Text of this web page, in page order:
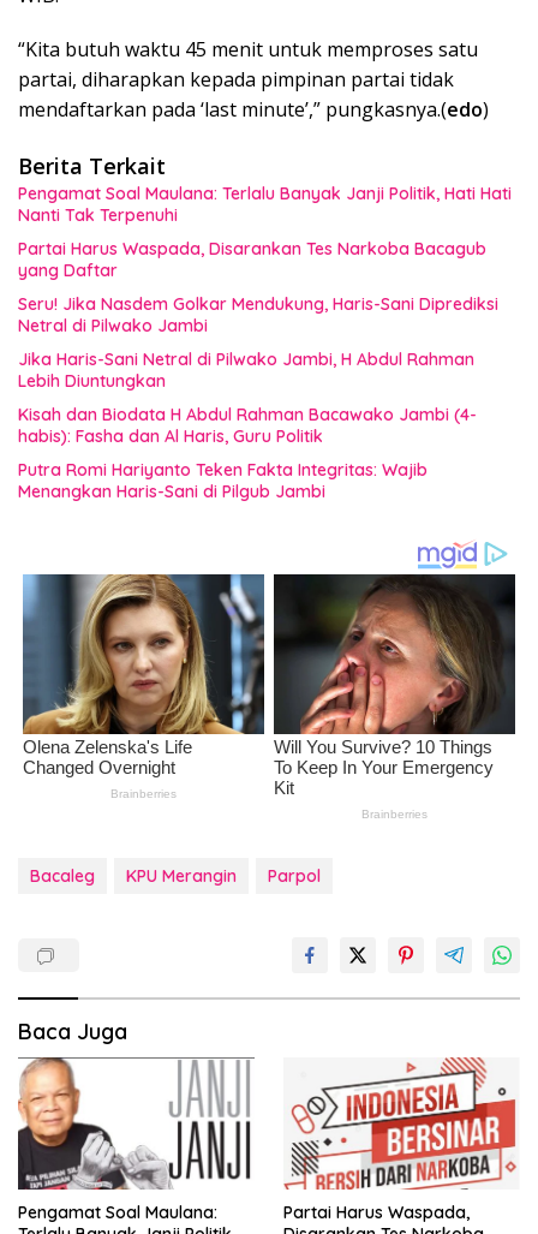
“Kita butuh waktu 45 menit untuk memproses satu
partai, diharapkan kepada pimpinan partai tidak
mendaftarkan pada ‘last minute’,” pungkasnya.(edo)
Berita Terkait
Pengamat Soal Maulana: Terlalu Banyak Janji Politik, Hati Hati
Nanti Tak Terpenuhi
Partai Harus Waspada, Disarankan Tes Narkoba Bacagub
yang Daftar
Seru! Jika Nasdem Golkar Mendukung, Haris-Sani Diprediksi
Netral di Pilwako Jambi
Jika Haris-Sani Netral di Pilwako Jambi, H Abdul Rahman
Lebih Diuntungkan
Kisah dan Biodata H Abdul Rahman Bacawako Jambi (4-
habis): Fasha dan Al Haris, Guru Politik
Putra Romi Hariyanto Teken Fakta Integritas: Wajib
Menangkan Haris-Sani di Pilgub Jambi
Bacaleg KPU Merangin Parpol
Baca Juga
Pengamat Soal Maulana:
Partai Harus Waspada,